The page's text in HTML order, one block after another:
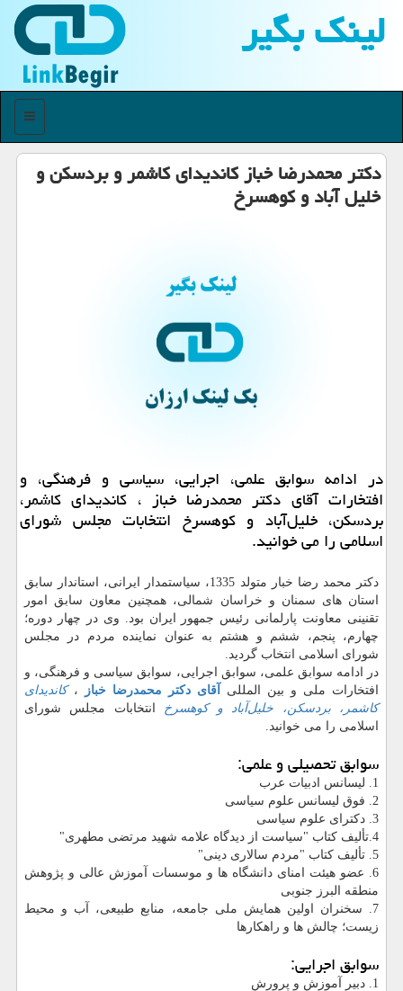
لینك بگیر
منو
دكتر محمدرضا خباز كاندیدای كاشمر و بردسكن و
خلیل آباد و كوهسرخ
در ادامه سوابق علمی، اجرایی، سیاسی و فرهنگی، و
افتخارات آقای دكتر محمدرضا خباز ، كاندیدای كاشمر،
بردسكن، خلیل‌آباد و كوهسرخ انتخابات مجلس شورای
اسلامی را می خوانید.
دکتر محمد رضا خبار متولد 1335، سیاستمدار ایرانی، استاندار سابق
استان های سمنان و خراسان شمالی، همچنین معاون سابق امور
تقنینی معاونت پارلمانی رئیس جمهور ایران بود. وی در چهار دوره؛
چهارم، پنجم، ششم و هشتم به عنوان نماینده مردم در مجلس
شورای اسلامی انتخاب گردید.
در ادامه سوابق علمی، سوابق اجرایی، سوابق سیاسی و فرهنگی، و
افتخارات ملی و بین المللی آقای دکتر محمدرضا خباز ،کاندیدای
کاشمر، بردسکن، خلیل‌آباد و کوهسرخ انتخابات مجلس شورای
اسلامی را می خوانید.
سوابق تحصیلی و علمی:
1. لیسانس ادبیات عرب
2. فوق لیسانس علوم سیاسی
3. دکترای علوم سیاسی
4.تألیف کتاب "سیاست از دیدگاه علامه شهید مرتضی مطهری"
5. تألیف کتاب "مردم سالاری دینی"
6. عضو هیئت امنای دانشگاه ها و موسسات آموزش عالی و پژوهش
منطقه البرز جنوبی
7. سخنران اولین همایش ملی جامعه، منابع طبیعی، آب و محیط
زیست؛ چالش ها و راهکارها
سوابق اجرایی:
1. دبیر آموزش و پرورش